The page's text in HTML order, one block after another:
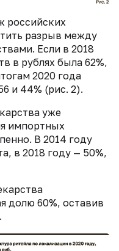
российских
разрыв между
Если в 2018
в рублях была 62%,
2020 года
и 44% (рис. 2).
уже
импортных
В 2014 году
в 2018 году — 50%,
долю 60%, оставив